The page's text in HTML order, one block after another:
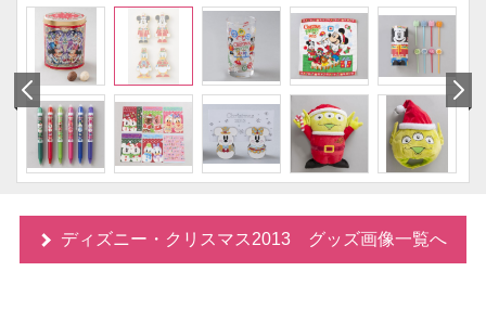
ディズニー・クリスマス2013 グッズ画像一覧へ